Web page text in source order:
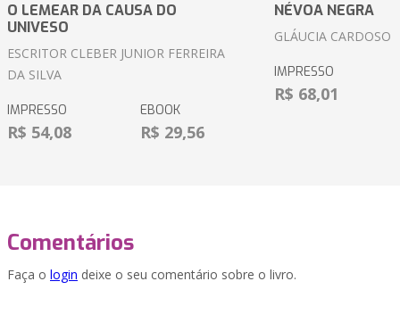
O LEMEAR DA CAUSA DO
UNIVESO
ESCRITOR CLEBER JUNIOR FERREIRA
DA SILVA
IMPRESSO
R$ 54,08
EBOOK
R$ 29,56
NÉVOA NEGRA
GLÁUCIA CARDOSO
IMPRESSO
R$ 68,01
Comentários
Faça o login deixe o seu comentário sobre o livro.